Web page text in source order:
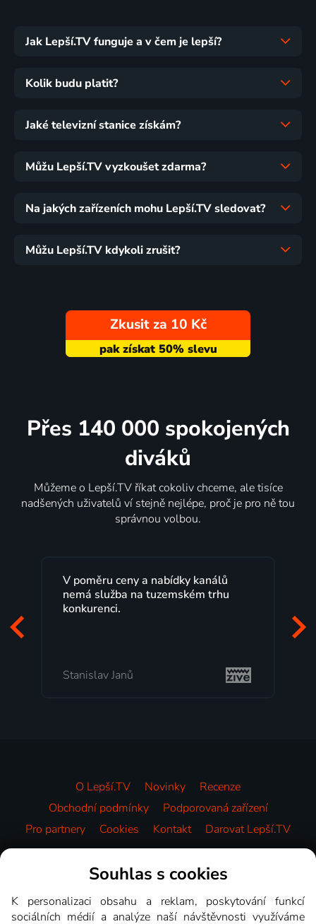
Jak Lepší.TV funguje a v čem je lepší?
Kolik budu platit?
Jaké televizní stanice získám?
Můžu Lepší.TV vyzkoušet zdarma?
Na jakých zařízeních mohu Lepší.TV sledovat?
Můžu Lepší.TV kdykoli zrušit?
Zkusit za 10 Kč
Přes 140 000 spokojených
diváků
Můžeme o Lepší.TV říkat cokoliv chceme, ale tisíce
nadšených uživatelů ví stejně nejlépe, proč je pro ně tou
správnou volbou.
V poměru ceny a nabídky kanálů
nemá služba na tuzemském trhu
konkurenci.
Stanislav Janů
O Lepší.TV Novinky
Recenze
Obchodní podmínky
Podporovaná zařízení
Pro partnery
Cookies Kontakt Darovat Lepší.TV
Videotéka
Souhlas s cookies
K personalizaci obsahu a reklam, poskytování funkcí
sociálních médií a analýze naší návštěvnosti využíváme